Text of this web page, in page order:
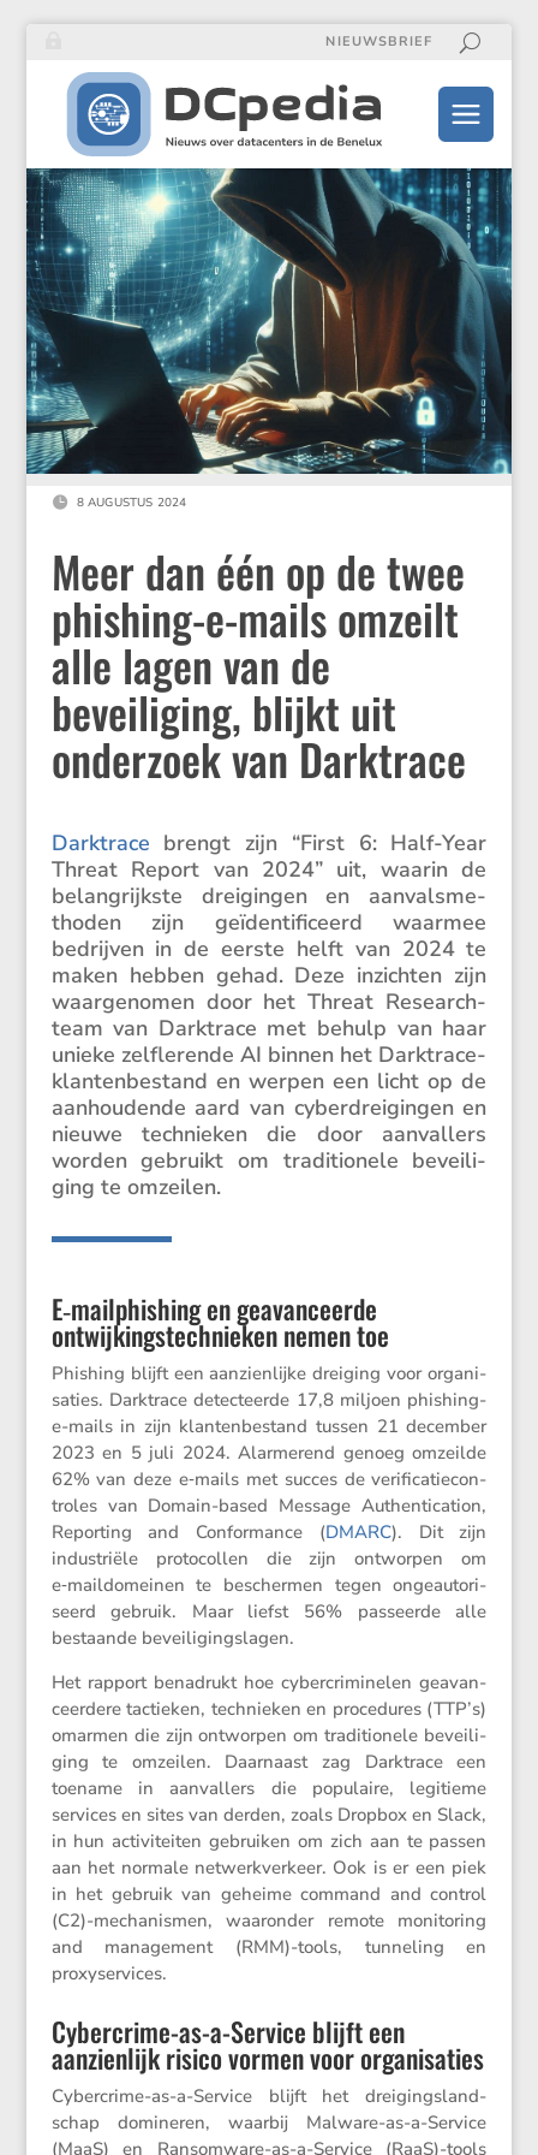
NIEUWSBRIEF
 8 AUGUSTUS 2024
Meer dan één op de twee
phishing-e-mails omzeilt
alle lagen van de
beveiliging, blijkt uit
onderzoek van Darktrace
Darktrace brengt zijn “First 6: Half-Year
Threat Report van 2024” uit, waarin de
belang­rijkste dreigingen en aanvals­me­
thoden zijn geïden­ti­fi­ceerd waarmee
bedrijven in de eerste helft van 2024 te
maken hebben gehad. Deze inzichten zijn
waarge­nomen door het Threat Research-
team van Darktrace met behulp van haar
unieke zelfle­rende AI binnen het Darktrace-
klanten­be­stand en werpen een licht op de
aanhou­dende aard van cyber­drei­gingen en
nieuwe technieken die door aanval­lers
worden gebruikt om tradi­ti­o­nele bevei­li­
ging te omzeilen.
E‑mailphishing en geavanceerde
ontwijkingstechnieken nemen toe
Phishing blijft een aanzien­lijke dreiging voor organi­
sa­ties. Darktrace detec­teerde 17,8 miljoen phishing-
e-mails in zijn klanten­be­stand tussen 21 december
2023 en 5 juli 2024. Alarme­rend genoeg omzeilde
62% van deze e‑mails met succes de verifi­ca­tie­con­
troles van Domain-based Message Authen­ti­ca­tion,
Repor­ting and Confor­mance (DMARC). Dit zijn
industriële proto­collen die zijn ontworpen om
e‑maildomeinen te beschermen tegen ongeau­to­ri­
seerd gebruik. Maar liefst 56% passeerde alle
bestaande beveiligingslagen.
Het rapport benadrukt hoe cyber­cri­mi­nelen geavan­
ceer­dere tactieken, technieken en proce­dures (TTP’s)
omarmen die zijn ontworpen om tradi­ti­o­nele bevei­li­
ging te omzeilen. Daarnaast zag Darktrace een
toename in aanval­lers die populaire, legitieme
services en sites van derden, zoals Dropbox en Slack,
in hun activi­teiten gebruiken om zich aan te passen
aan het normale netwerk­ver­keer. Ook is er een piek
in het gebruik van geheime command and control
(C2)-mechanismen, waaronder remote monito­ring
and manage­ment (RMM)-tools, tunne­ling en
proxyservices.
Cybercrime-as-a-Service blijft een
aanzienlijk risico vormen voor organisaties
Cyber­crime-as-a-Service blijft het dreigings­land­
schap domineren, waarbij Malware-as-a-Service
(MaaS) en Ransom­ware-as-a-Service (RaaS)-tools